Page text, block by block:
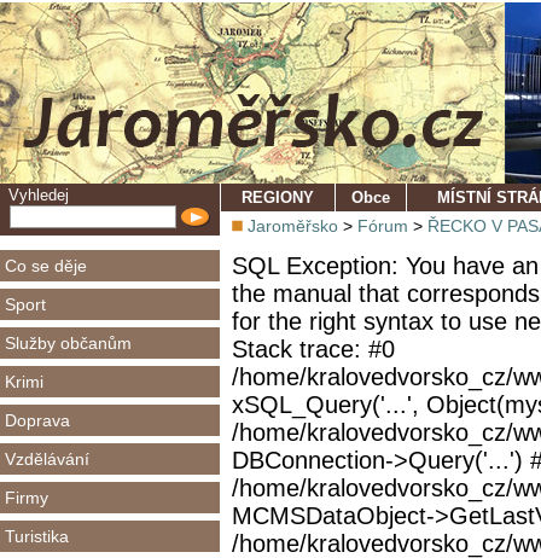
Vyhledej
Co se děje
Sport
Služby občanům
Krimi
Doprava
Vzdělávání
Firmy
Turistika
REGIONY Obce MÍSTNÍ
Jaroměřsko > Fórum > ŘECKO V
SQL Exception: You have
the manual that
for the right syntax to use
Stack trace: #0
/home/kralovedvorsko_cz/
xSQL_Query('...',
/home/kralovedvorsko_cz/
DBConnection->Query('...')
/home/kralovedvorsko_cz/
MCMSDataObject-
/home/kralovedvorsko_cz/